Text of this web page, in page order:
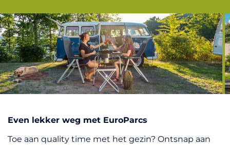
Even lekker weg met EuroParcs
Toe aan quality time met het gezin? Ontsnap aan